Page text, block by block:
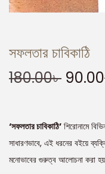
সফলতার চাবিকাঠি
180.00৳ 90.00
‘সফলতার চাবিকাঠি’ শিরোনামে
সাধারণভাবে, এই ধরনের বইয়ে
মনোভাবের গুরুত্ব আলোচনা করা